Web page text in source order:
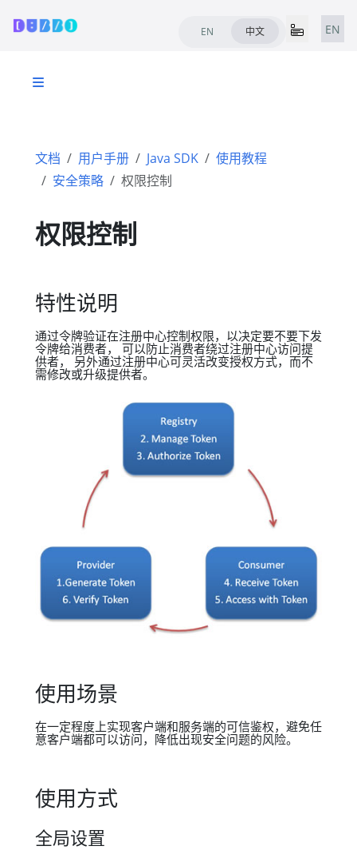
EN 中文 EN
文档 用户手册 Java SDK
使用教程
安全策略
权限控制
权限控制
特性说明
通过令牌验证在注册中心控制权限，以决定要不要下发
令牌给消费者， 可以防止消费者绕过注册中心访问提
供者， 另外通过注册中心可灵活改变授权方式，而不
需修改或升级提供者。
使用场景
在一定程度上实现客户端和服务端的可信鉴权，避免任
意客户端都可以访问，降低出现安全问题的风险。
使用方式
全局设置